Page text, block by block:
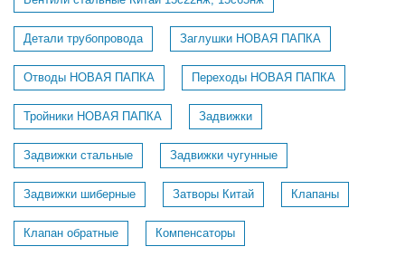
Детали трубопровода Заглушки НОВАЯ ПАПКА
Отводы НОВАЯ ПАПКА Переходы НОВАЯ ПАПКА
Тройники НОВАЯ ПАПКА Задвижки
Задвижки стальные Задвижки чугунные
Задвижки шиберные Затворы Китай Клапаны
Клапан обратные Компенсаторы